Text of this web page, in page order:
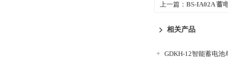
上一篇： BS-IA02A 蓄
相关产品
GDKH-12智能蓄电池